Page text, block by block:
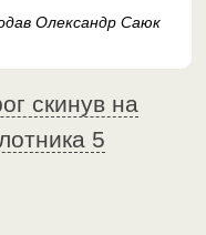
Олександр Саюк
скинув на
5